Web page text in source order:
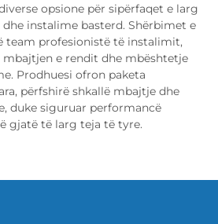
opsione për sipërfaqet e larg
instalime basterd. Shërbimet e
team profesionistë të instalimit,
e rendit dhe mbështetje
Prodhuesi ofron paketa
përfshirë shkallë mbajtje dhe
duke siguruar performancë
gjatë të larg teja të tyre.